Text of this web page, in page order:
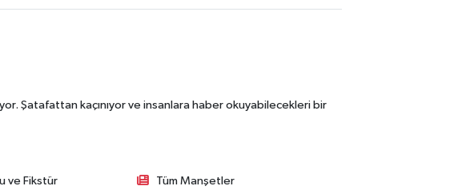
Şatafattan kaçınıyor ve insanlara haber okuyabilecekleri bir
ve Fikstür Tüm Manşetler